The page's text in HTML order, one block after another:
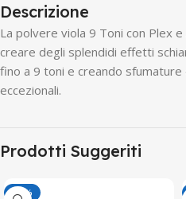
Descrizione
La polvere viola 9 Toni con Plex
creare degli splendidi effetti
fino a 9 toni e creando
eccezionali.
Prodotti Suggeriti
-50%